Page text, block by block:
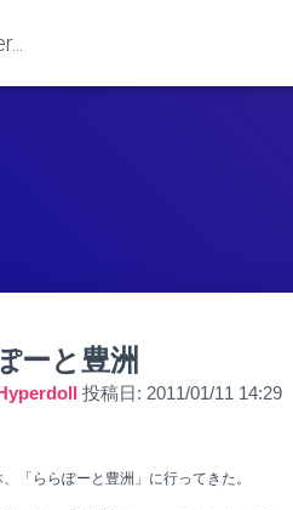
ーと豊洲
投稿日: 2011/01/11 14:29
「ららぽーと豊洲」に行ってきた。